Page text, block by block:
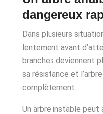
dangereux
Dans plusieurs
lentement avant
branches deviennent
sa résistance et
complètement.
Un arbre instable peut